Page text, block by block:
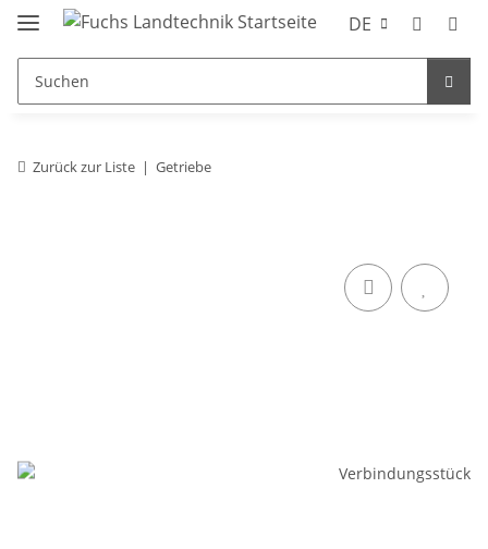
DE
Zurück zur Liste Getriebe